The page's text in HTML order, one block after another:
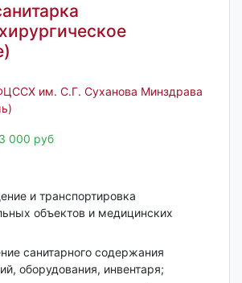
им. С.Г. Суханова Минздрава
000 руб
и транспортировка
объектов и медицинских
санитарного содержания
оборудования, инвентаря;